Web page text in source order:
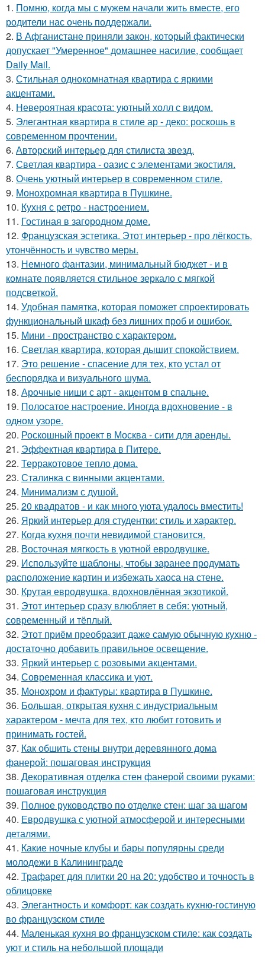
1. Помню, когда мы с мужем начали жить вместе, его
родители нас очень поддержали.
2. В Афганистане приняли закон, который фактически
допускает "Умеренное" домашнее насилие, сообщает
Daily Mail.
3. Стильная однокомнатная квартира с яркими
акцентами.
4. Невероятная красота: уютный холл с видом.
5. Элегантная квартира в стиле ар - деко: роскошь в
современном прочтении.
6. Авторский интерьер для стилиста звезд.
7. Светлая квартира - оазис с элементами экостиля.
8. Очень уютный интерьер в современном стиле.
9. Монохромная квартира в Пушкине.
10. Кухня с ретро - настроением.
11. Гостиная в загородном доме.
12. Французская эстетика. Этот интерьер - про лёгкость,
утончённость и чувство меры.
13. Немного фантазии, минимальный бюджет - и в
комнате появляется стильное зеркало с мягкой
подсветкой.
14. Удобная памятка, которая поможет спроектировать
функциональный шкаф без лишних проб и ошибок.
15. Мини - пространство с характером.
16. Светлая квартира, которая дышит спокойствием.
17. Это решение - спасение для тех, кто устал от
беспорядка и визуального шума.
18. Арочные ниши с арт - акцентом в спальне.
19. Полосатое настроение. Иногда вдохновение - в
одном узоре.
20. Роскошный проект в Москва - сити для аренды.
21. Эффектная квартира в Питере.
22. Терракотовое тепло дома.
23. Сталинка с винными акцентами.
24. Минимализм с душой.
25. 20 квадратов - и как много уюта удалось вместить!
26. Яркий интерьер для студентки: стиль и характер.
27. Когда кухня почти невидимой становится.
28. Восточная мягкость в уютной евродвушке.
29. Используйте шаблоны, чтобы заранее продумать
расположение картин и избежать хаоса на стене.
30. Крутая евродвушка, вдохновлённая экзотикой.
31. Этот интерьер сразу влюбляет в себя: уютный,
современный и тёплый.
32. Этот приём преобразит даже самую обычную кухню -
достаточно добавить правильное освещение.
33. Яркий интерьер с розовыми акцентами.
34. Современная классика и уют.
35. Монохром и фактуры: квартира в Пушкине.
36. Большая, открытая кухня с индустриальным
характером - мечта для тех, кто любит готовить и
принимать гостей.
37. Как обшить стены внутри деревянного дома
фанерой: пошаговая инструкция
38. Декоративная отделка стен фанерой своими руками:
пошаговая инструкция
39. Полное руководство по отделке стен: шаг за шагом
40. Евродвушка с уютной атмосферой и интересными
деталями.
41. Какие ночные клубы и бары популярны среди
молодежи в Калининграде
42. Трафарет для плитки 20 на 20: удобство и точность в
облицовке
43. Элегантность и комфорт: как создать кухню-гостиную
во французском стиле
44. Маленькая кухня во французском стиле: как создать
уют и стиль на небольшой площади